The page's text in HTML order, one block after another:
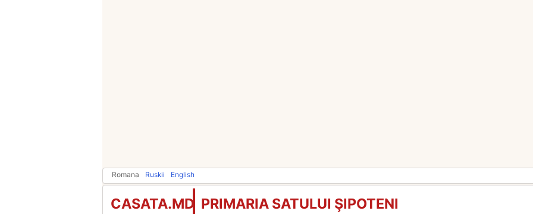
Romana Ruskii English
CASATA.MD PRIMARIA SATULUI ŞIPOTENI